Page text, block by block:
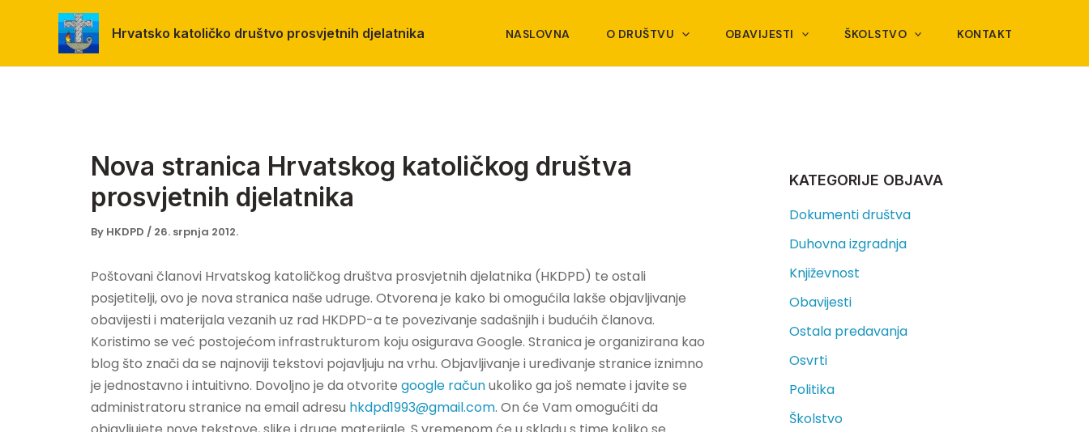
Hrvatsko katoličko društvo prosvjetnih djelatnika NASLOVNA O DRUŠTVU OBAVIJESTI ŠKOLSTVO KONTAKT
Nova stranica Hrvatskog katoličkog društva
prosvjetnih djelatnika
By HKDPD / 26. srpnja 2012.
Poštovani članovi Hrvatskog katoličkog društva prosvjetnih djelatnika (HKDPD) te ostali
posjetitelji, ovo je nova stranica naše udruge. Otvorena je kako bi omogućila lakše objavljivanje
obavijesti i materijala vezanih uz rad HKDPD-a te povezivanje sadašnjih i budućih članova.
Koristimo se već postojećom infrastrukturom koju osigurava Google. Stranica je organizirana kao
blog što znači da se najnoviji tekstovi pojavljuju na vrhu. Objavljivanje i uređivanje stranice iznimno
je jednostavno i intuitivno. Dovoljno je da otvorite google računukoliko ga još nemate i javite se
administratoru stranice na email adresu hkdpd1993@gmail.com. On će Vam omogućiti da
KATEGORIJE OBJAVA
Dokumenti društva
Duhovna izgradnja
Književnost
Obavijesti
Ostala predavanja
Osvrti
Politika
Školstvo